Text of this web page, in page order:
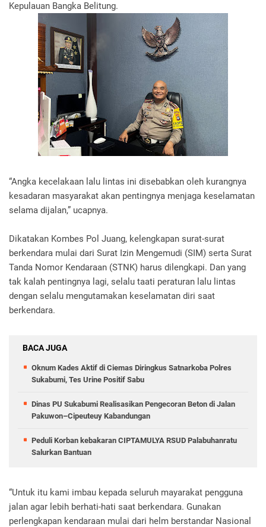
Kepulauan Bangka Belitung.
“Angka kecelakaan lalu lintas ini disebabkan oleh kurangnya
kesadaran masyarakat akan pentingnya menjaga keselamatan
selama dijalan,” ucapnya.
Dikatakan Kombes Pol Juang, kelengkapan surat-surat
berkendara mulai dari Surat Izin Mengemudi (SIM) serta Surat
Tanda Nomor Kendaraan (STNK) harus dilengkapi. Dan yang
tak kalah pentingnya lagi, selalu taati peraturan lalu lintas
dengan selalu mengutamakan keselamatan diri saat
berkendara.
BACA JUGA
Oknum Kades Aktif di Ciemas Diringkus Satnarkoba Polres
Sukabumi, Tes Urine Positif Sabu
Dinas PU Sukabumi Realisasikan Pengecoran Beton di Jalan
Pakuwon–Cipeuteuy Kabandungan
Peduli Korban kebakaran CIPTAMULYA RSUD Palabuhanratu
Salurkan Bantuan
“Untuk itu kami imbau kepada seluruh mayarakat pengguna
jalan agar lebih berhati-hati saat berkendara. Gunakan
perlengkapan kendaraan mulai dari helm berstandar Nasional